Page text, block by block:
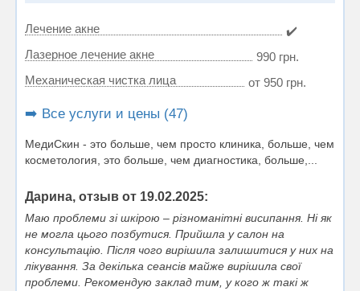
Лечение акне
✔️
Лазерное лечение акне
990 грн.
Механическая чистка лица
от 950 грн.
➡️ Все услуги и цены (47)
МедиСкин - это больше, чем просто клиника, больше, чем
косметология, это больше, чем диагностика, больше,...
Дарина, отзыв от 19.02.2025:
Маю проблеми зі шкірою – різноманітні висипання. Ні як
не могла цього позбутися. Прийшла у салон на
консультацію. Після чого вирішила залишитися у них на
лікування. За декілька сеансів майже вирішила свої
проблеми. Рекомендую заклад тим, у кого ж такі ж